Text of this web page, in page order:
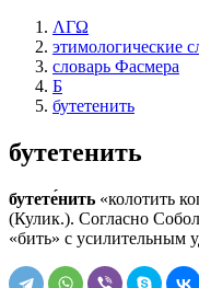
ΛΓΩ
этимологические
словарь Фасмера
Б
бутетенить
бутетенить
бутете́нить «колотить
(Кулик.). Согласно
«бить» с усилительным